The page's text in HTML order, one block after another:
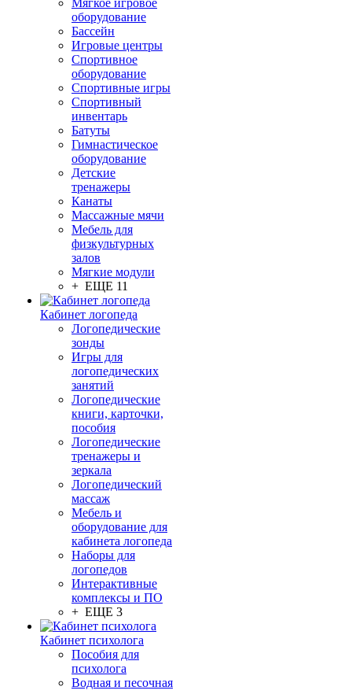
Мягкое игровое
оборудование
Бассейн
Игровые центры
Спортивное
оборудование
Спортивные игры
Спортивный
инвентарь
Батуты
Гимнастическое
оборудование
Детские
тренажеры
Канаты
Массажные мячи
Мебель для
физкультурных
залов
Мягкие модули
+ ЕЩЕ 11
Кабинет логопеда
Логопедические
зонды
Игры для
логопедических
занятий
Логопедические
книги, карточки,
пособия
Логопедические
тренажеры и
зеркала
Логопедический
массаж
Мебель и
оборудование для
кабинета логопеда
Наборы для
логопедов
Интерактивные
комплексы и ПО
+ ЕЩЕ 3
Кабинет психолога
Пособия для
психолога
Водная и песочная